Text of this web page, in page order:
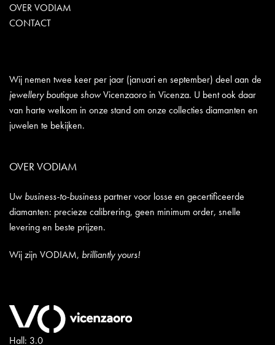
OVER VODIAM
CONTACT
Wij nemen twee keer per jaar (januari en september) deel aan de
jewellery boutique showVicenzaoro in Vicenza. U bent ook daar
van harte welkom in onze stand om onze collecties diamanten en
juwelen te bekijken.
OVER VODIAM
Uw business-to-business partner voor losse en gecertificeerde
diamanten: precieze calibrering, geen minimum order, snelle
levering en beste prijzen.
Wij zijn VODIAM, brilliantly yours!
Hall: 3.0